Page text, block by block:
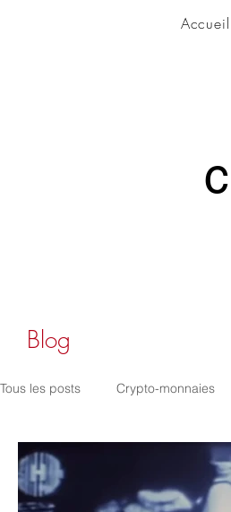
Accueil
Tous les posts Crypto-monnaies
GNU
Blog